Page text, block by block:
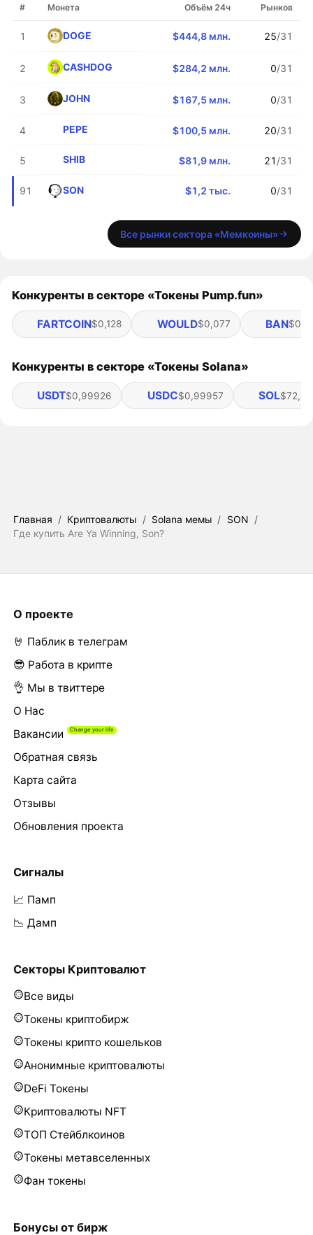
# Монета Объём 24ч Рынков
1 DOGE $444,8 млн. 25/31
2 CASHDOG $284,2 млн. 0/31
3 JOHN $167,5 млн. 0/31
4 PEPE $100,5 млн. 20/31
5 SHIB $81,9 млн. 21 /31
91 SON $1,2 тыс. 0/31
Все рынки сектора «Мемкоины»
Конкуренты в секторе «Токены Pump.fun»
FARTCOIN$0,128 WOULD$0,077 BAN
Конкуренты в секторе «Токены Solana»
USDT$0,99926 USDC$0,99957 SOL$72,92
Главная / Криптовалюты / Solana мемы / SON /
Где купить Are Ya Winning, Son?
О проекте
🤘 Паблик в телеграм
😎 Работа в крипте
👌 Мы в твиттере
О Нас
Вакансии
Обратная связь
Карта сайта
Отзывы
Обновления проекта
Сигналы
📈 Памп
📉 Дамп
Секторы Криптовалют
Все виды
Токены криптобирж
Токены крипто кошельков
Анонимные криптовалюты
DeFi Токены
Криптовалюты NFT
ТОП Стейблкоинов
Токены метавселенных
Фан токены
Бонусы от бирж